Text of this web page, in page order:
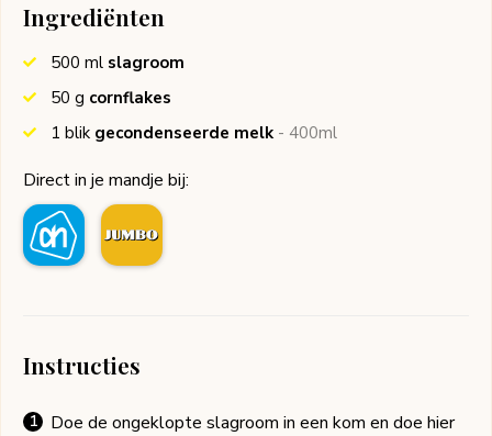
Ingrediënten
500 ml slagroom
50 g cornflakes
1 blik gecondenseerde melk - 400ml
Direct in je mandje bij:
Instructies
Doe de ongeklopte slagroom in een kom en doe hier